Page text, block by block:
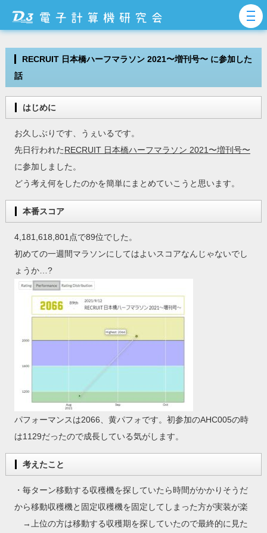
RECRUIT 日本橋ハーフマラソン 2021〜増刊号〜 に参加した
話
はじめに
お久しぶりです、うぇいるです。
先日行われたRECRUIT 日本橋ハーフマラソン 2021〜増刊号〜
に参加しました。
どう考え何をしたのかを簡単にまとめていこうと思います。
本番スコア
4,181,618,801点で89位でした。
初めての一週間マラソンにしてはよいスコアなんじゃないでし
ょうか…?
パフォーマンスは2066、黄パフォです。初参加のAHC005の時
は1129だったので成長している気がします。
考えたこと
・毎ターン移動する収穫機を探していたら時間がかかりそうだ
から移動収穫機と固定収穫機を固定してしまった方が実装が楽
→上位の方は移動する収穫期を探していたので最終的に見た